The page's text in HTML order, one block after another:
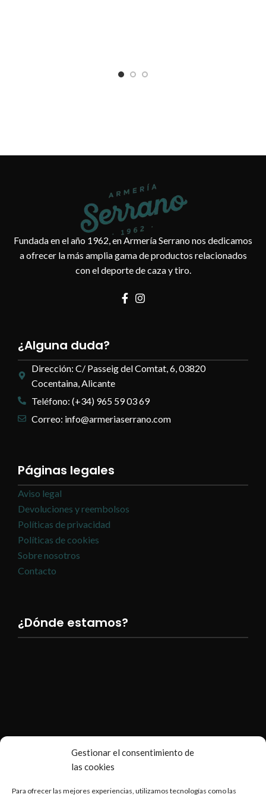
Gestionar el consentimiento de
las cookies
Para ofrecer las mejores experiencias, utilizamos tecnologías como las
Fundada en el año 1962, en Armería Serrano nos dedicamos
a ofrecer la más amplia gama de productos relacionados
con el deporte de caza y tiro.
¿Alguna duda?
Dirección: C/ Passeig del Comtat, 6, 03820
Cocentaina, Alicante
Teléfono: (+34) 965 59 03 69
Correo: info@armeriaserrano.com
Páginas legales
Aviso legal
Devoluciones y reembolsos
Políticas de privacidad
Políticas de cookies
Sobre nosotros
Contacto
¿Dónde estamos?